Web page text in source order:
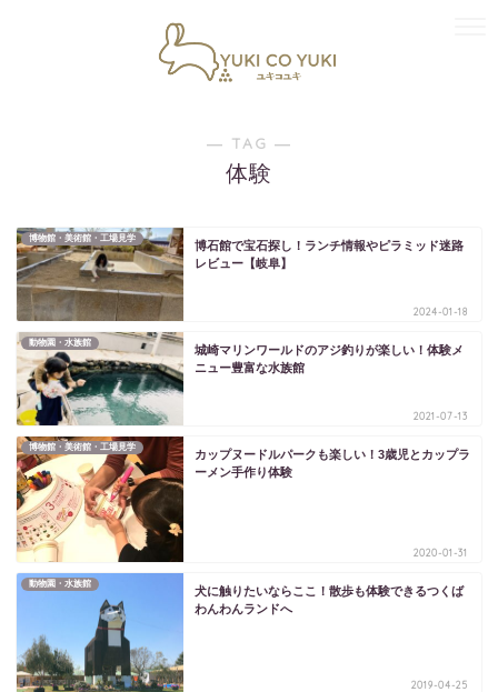
― TAG ―
体験
博物館・美術館・工場見学
博石館で宝石探し！ランチ情報やピラミッド迷路
レビュー【岐阜】
2024-01-18
動物園・水族館
城崎マリンワールドのアジ釣りが楽しい！体験メ
ニュー豊富な水族館
2021-07-13
博物館・美術館・工場見学
カップヌードルパークも楽しい！3歳児とカップラ
ーメン手作り体験
2020-01-31
動物園・水族館
犬に触りたいならここ！散歩も体験できるつくば
わんわんランドへ
2019-04-25